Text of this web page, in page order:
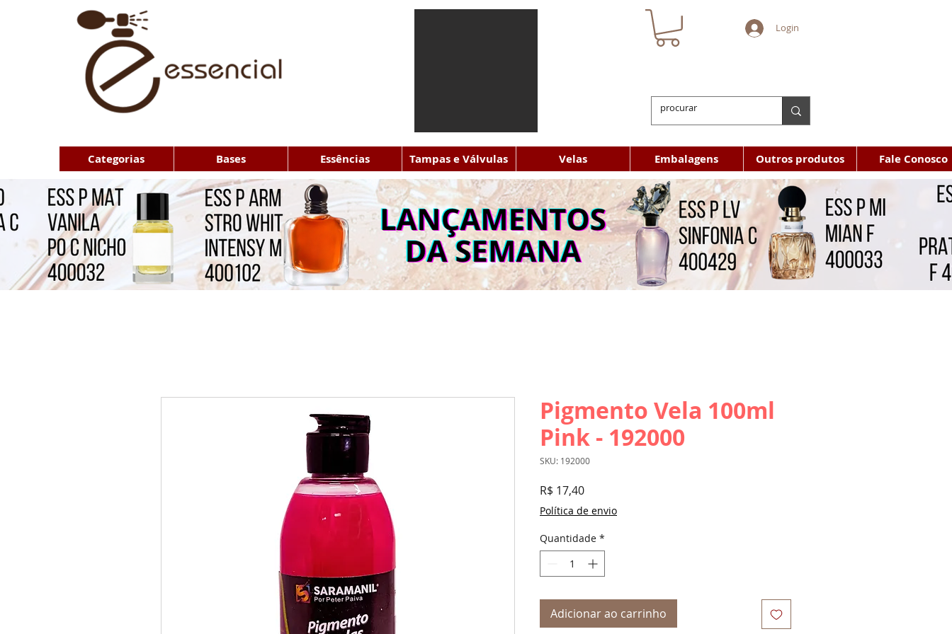
Login
Categorias Bases Essências Tampas e Válvulas Velas Embalagens Outros produtos Fale Conosco
Pigmento Vela 100ml
Pink - 192000
SKU: 192000
R$ 17,40Preço
Política de envio
Quantidade *
Adicionar ao carrinho